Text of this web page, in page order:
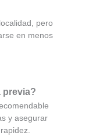
pero
en menos
previa?
y asegurar